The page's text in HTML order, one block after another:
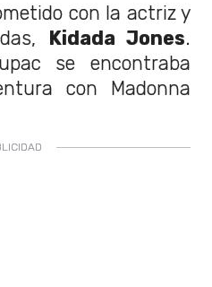
con la actriz y
Kidada Jones.
se encontraba
con Madonna